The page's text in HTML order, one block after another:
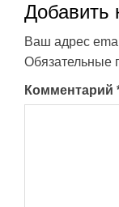
Добавить
Ваш адрес
Обязательные
Комментарий